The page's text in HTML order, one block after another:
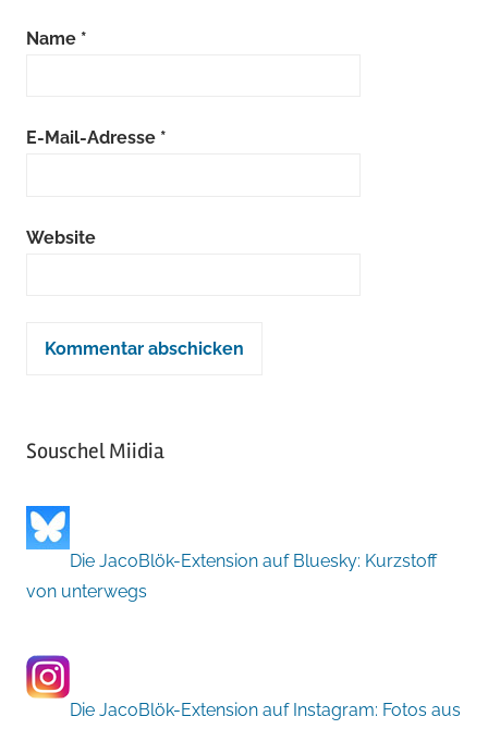
Name *
E-Mail-Adresse *
Website
Souschel Miidia
Die JacoBlök-Extension auf Bluesky: Kurzstoff
von unterwegs
Die JacoBlök-Extension auf Instagram: Fotos aus